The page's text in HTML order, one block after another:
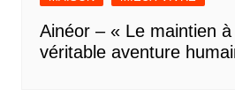
Ainéor – « Le maintien
véritable aventure